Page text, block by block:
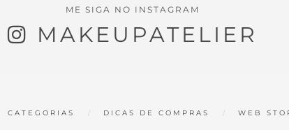
ME SIGA NO INSTAGRAM
MAKEUPATELIER
CATEGORIAS DICAS DE COMPRAS WEB